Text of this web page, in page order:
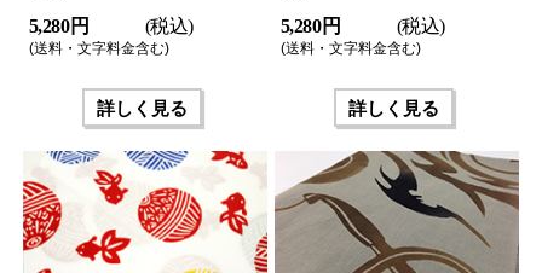
5,280 円 (税込)
(送料・文字料金含む)
詳しく見る
5,280 円 (税込)
(送料・文字料金含む)
詳しく見る